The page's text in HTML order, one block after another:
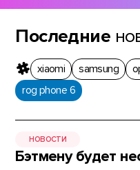
Последние
xiaomi samsung
rog phone 6
НОВОСТИ
Бэтмену будет